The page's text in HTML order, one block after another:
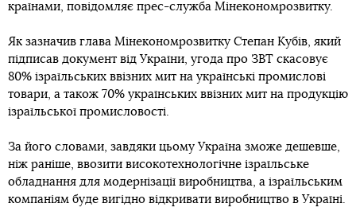
країнами, повідомляє прес-служба Мінекономрозвитку.
Як зазначив глава Мінекономрозвитку Степан Кубів, який
підписав документ від України, угода про ЗВТ скасовує
80% ізраїльських ввізних мит на українські промислові
товари, а також 70% українських ввізних мит на продукцію
ізраїльської промисловості.
За його словами, завдяки цьому Україна зможе дешевше,
ніж раніше, ввозити високотехнологічне ізраїльське
обладнання для модернізації виробництва, а ізраїльським
компаніям буде вигідно відкривати виробництво в Україні.